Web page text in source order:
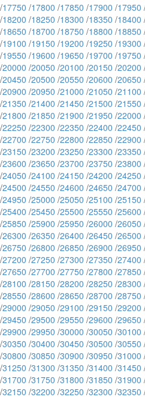
/17750 /17800 /17850 /17900 /17950
/18200 /18250 /18300 /18350 /18400
/18650 /18700 /18750 /18800 /18850
/19100 /19150 /19200 /19250 /19300
/19550 /19600 /19650 /19700 /19750
/20000 /20050 /20100 /20150 /20200
/20450 /20500 /20550 /20600 /20650
/20900 /20950 /21000 /21050 /21100
/21350 /21400 /21450 /21500 /21550
/21800 /21850 /21900 /21950 /22000
/22250 /22300 /22350 /22400 /22450
/22700 /22750 /22800 /22850 /22900
/23150 /23200 /23250 /23300 /23350
/23600 /23650 /23700 /23750 /23800
/24050 /24100 /24150 /24200 /24250
/24500 /24550 /24600 /24650 /24700
/24950 /25000 /25050 /25100 /25150
/25400 /25450 /25500 /25550 /25600
/25850 /25900 /25950 /26000 /26050
/26300 /26350 /26400 /26450 /26500
/26750 /26800 /26850 /26900 /26950
/27200 /27250 /27300 /27350 /27400
/27650 /27700 /27750 /27800 /27850
/28100 /28150 /28200 /28250 /28300
/28550 /28600 /28650 /28700 /28750
/29000 /29050 /29100 /29150 /29200
/29450 /29500 /29550 /29600 /29650
/29900 /29950 /30000 /30050 /30100
/30350 /30400 /30450 /30500 /30550
/30800 /30850 /30900 /30950 /31000
/31250 /31300 /31350 /31400 /31450
/31700 /31750 /31800 /31850 /31900
/32150 /32200 /32250 /32300 /32350